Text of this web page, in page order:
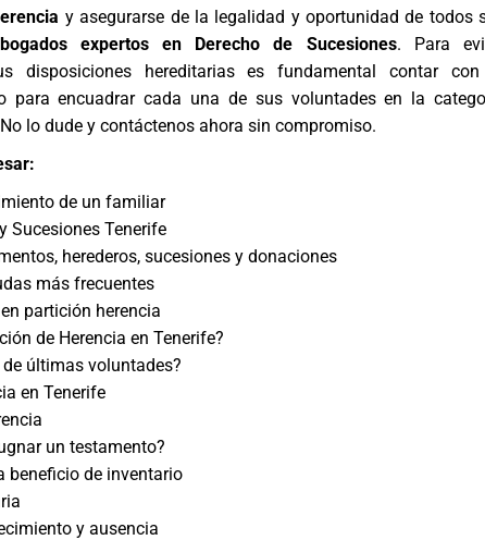
y asegurarse de la legalidad y oportunidad de todos
expertos en Derecho de Sucesiones. Para
disposiciones hereditarias es fundamental contar
para encuadrar cada una de sus voluntades en la
lo dude y contáctenos ahora sin compromiso.
de un familiar
Sucesiones Tenerife
herederos, sucesiones y donaciones
más frecuentes
partición herencia
de Herencia en Tenerife?
últimas voluntades?
en Tenerife
un testamento?
beneficio de inventario
y ausencia